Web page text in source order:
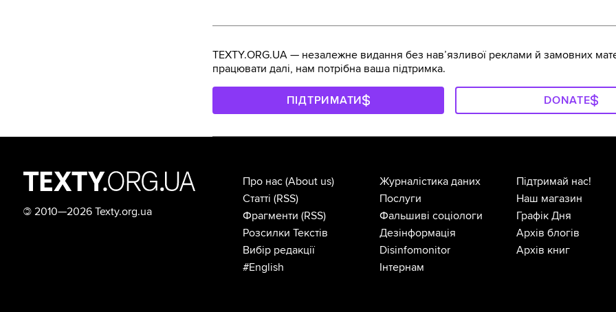
TEXTY.ORG.UA — незалежне видання без навʼязливої реклами й замовних
працювати далі, нам потрібна ваша підтримка.
ПІДТРИМАТИ DONATE
© 2010—2026 Texty.org.ua
Про нас (About us)
Статті (RSS)
Фрагменти (RSS)
Розсилки Текстів
Вибір редакції
#English
Журналістика даних
Послуги
Фальшиві соціологи
Дезінформація
Disinfomonitor
Інтернам
Підтримай нас!
Наш магазин
Графік Дня
Архів блогів
Архів книг